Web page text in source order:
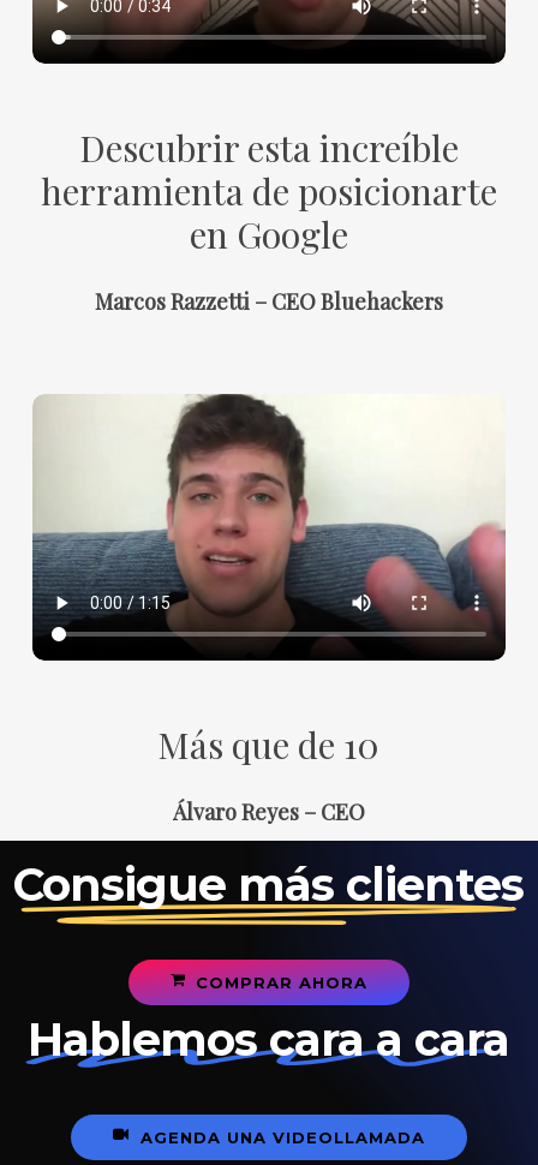
Descubrir esta increíble
herramienta de posicionarte
en Google
Marcos Razzetti – CEO Bluehackers
Más que de 10
Álvaro Reyes– CEO
Consigue más clientes
COMPRAR AHORA
Hablemos cara a cara
AGENDA UNA VIDEOLLAMADA